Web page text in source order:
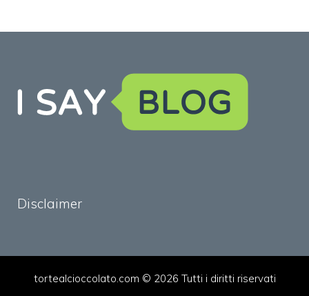
Disclaimer
tortealcioccolato.com © 2026 Tutti i diritti riservati